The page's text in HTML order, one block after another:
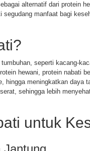
alternatif dari protein
segudang manfaat bagi
seperti kacang-
hewani, protein nabati
hingga meningkatkan daya
sehingga lebih
untuk